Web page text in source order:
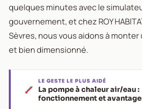
quelques minutes avec le
gouvernement, et chez ROY
Sèvres, nous vous aidons à
et bien dimensionné.
LE GESTE LE PLUS AIDÉ
La pompe à chaleur air/eau :
fonctionnement et